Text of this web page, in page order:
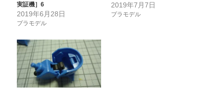
実証機］6
2019年6月28日
プラモデル
2019年7月7日
プラモデル